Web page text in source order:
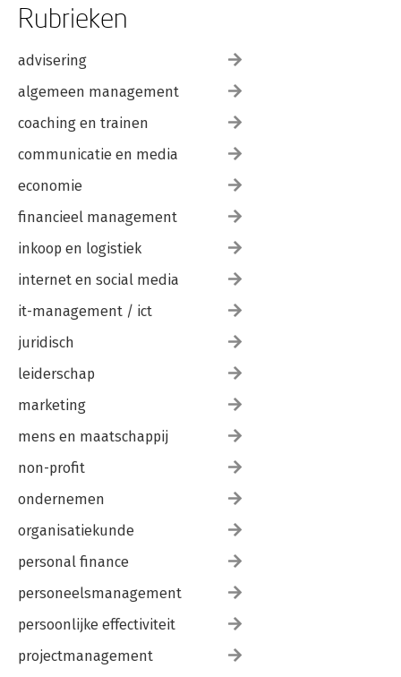
Rubrieken
advisering
algemeen management
coaching en trainen
communicatie en media
economie
financieel management
inkoop en logistiek
internet en social media
it-management / ict
juridisch
leiderschap
marketing
mens en maatschappij
non-profit
ondernemen
organisatiekunde
personal finance
personeelsmanagement
persoonlijke effectiviteit
projectmanagement